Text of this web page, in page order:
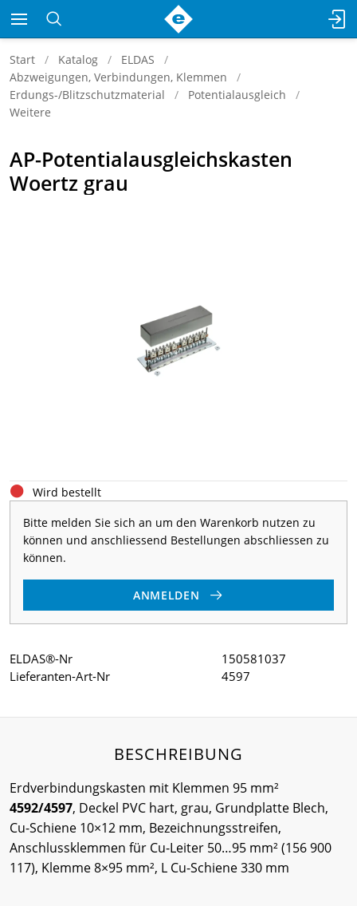
Start Katalog
ELDAS
Abzweigungen, Verbindungen, Klemmen
Erdungs-/Blitzschutzmaterial
Potentialausgleich
Weitere
AP-Potentialausgleichskasten
Woertz grau
Wird bestellt
Bitte melden Sie sich an um den Warenkorb nutzen zu
können und anschliessend Bestellungen abschliessen zu
können.
ANMELDEN
ELDAS®-Nr
150581037
Lieferanten-Art-Nr
4597
BESCHREIBUNG
Erdverbindungskasten mit Klemmen 95 mm²
4592/4597, Deckel PVC hart, grau, Grundplatte Blech,
Cu-Schiene 10×12 mm, Bezeichnungsstreifen,
Anschlussklemmen für Cu-Leiter 50…95 mm² (156 900
117), Klemme 8×95 mm², L Cu-Schiene 330 mm